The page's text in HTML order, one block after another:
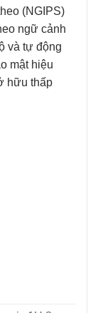
(NGIPS)
ngữ cảnh
và tự động
mật hiệu
hữu thấp